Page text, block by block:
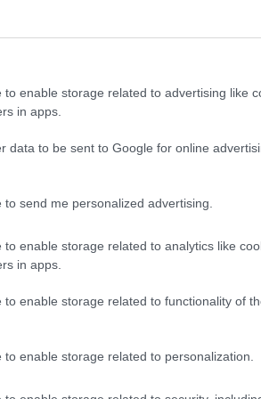
to enable storage related to advertising like
in apps.
data to be sent to Google for online
send me personalized advertising.
to enable storage related to analytics like
in apps.
to enable storage related to functionality of
enable storage related to personalization.
a sebesültek közül ketten a
rokona.
a jobboldali Jiszráél
minősíti az izraeli drúz
„német
született és élt”.
Mi lesz ebből:
támogató